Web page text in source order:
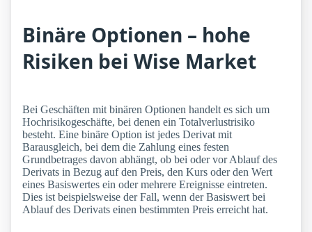
Binäre Optionen – hohe
Risiken bei Wise Market
Bei Geschäften mit binären Optionen handelt es sich um
Hochrisikogeschäfte, bei denen ein Totalverlustrisiko
besteht. Eine binäre Option ist jedes Derivat mit
Barausgleich, bei dem die Zahlung eines festen
Grundbetrages davon abhängt, ob bei oder vor Ablauf des
Derivats in Bezug auf den Preis, den Kurs oder den Wert
eines Basiswertes ein oder mehrere Ereignisse eintreten.
Dies ist beispielsweise der Fall, wenn der Basiswert bei
Ablauf des Derivats einen bestimmten Preis erreicht hat.